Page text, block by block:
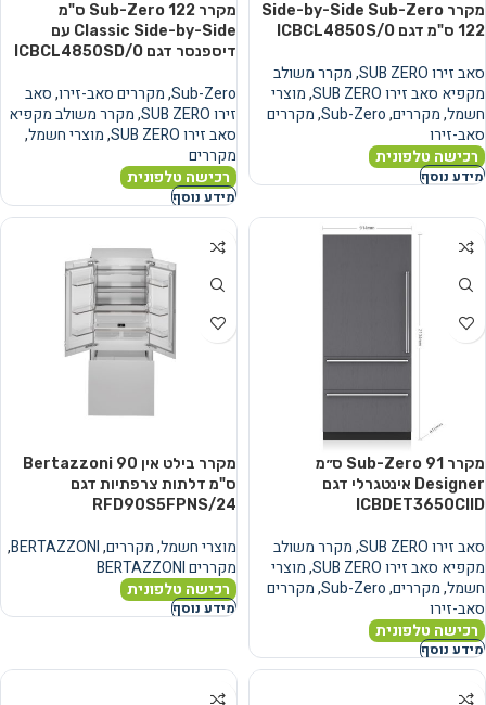
מקרר Side-by-Side Sub-Zero
122 ס"מ דגם ICBCL4850S/O
סאב זירו SUB ZERO ,מקרר משולב
מקפיא סאב זירו SUB ZERO
,מוצרי
חשמל,מקררים,
Sub-Zero
,מקררים
סאב-זירו
רכישה טלפונית
מידע נוסף
מקרר Sub-Zero 122 ס"מ
Classic Side-by-Side עם
דיספנסר דגם ICBCL4850SD/O
Sub-Zero
,מקררים סאב-זירו,סאב
זירו SUB ZERO
,מקרר משולב מקפיא
סאב זירו SUB ZERO
,מוצרי חשמל,
מקררים
רכישה טלפונית
מידע נוסף
מקרר Sub-Zero 91 ס״מ
Designer אינטגרלי דגם
ICBDET3650CIID
סאב זירו SUB ZERO ,מקרר משולב
מקפיא סאב זירו SUB ZERO
,מוצרי
חשמל,מקררים,
Sub-Zero
,מקררים
סאב-זירו
רכישה טלפונית
מידע נוסף
מקרר בילט אין Bertazzoni 90
ס"מ דלתות צרפתיות דגם
RFD90S5FPNS/24
מוצרי חשמל,מקררים,
BERTAZZONI
,
מקררים BERTAZZONI
רכישה טלפונית
מידע נוסף